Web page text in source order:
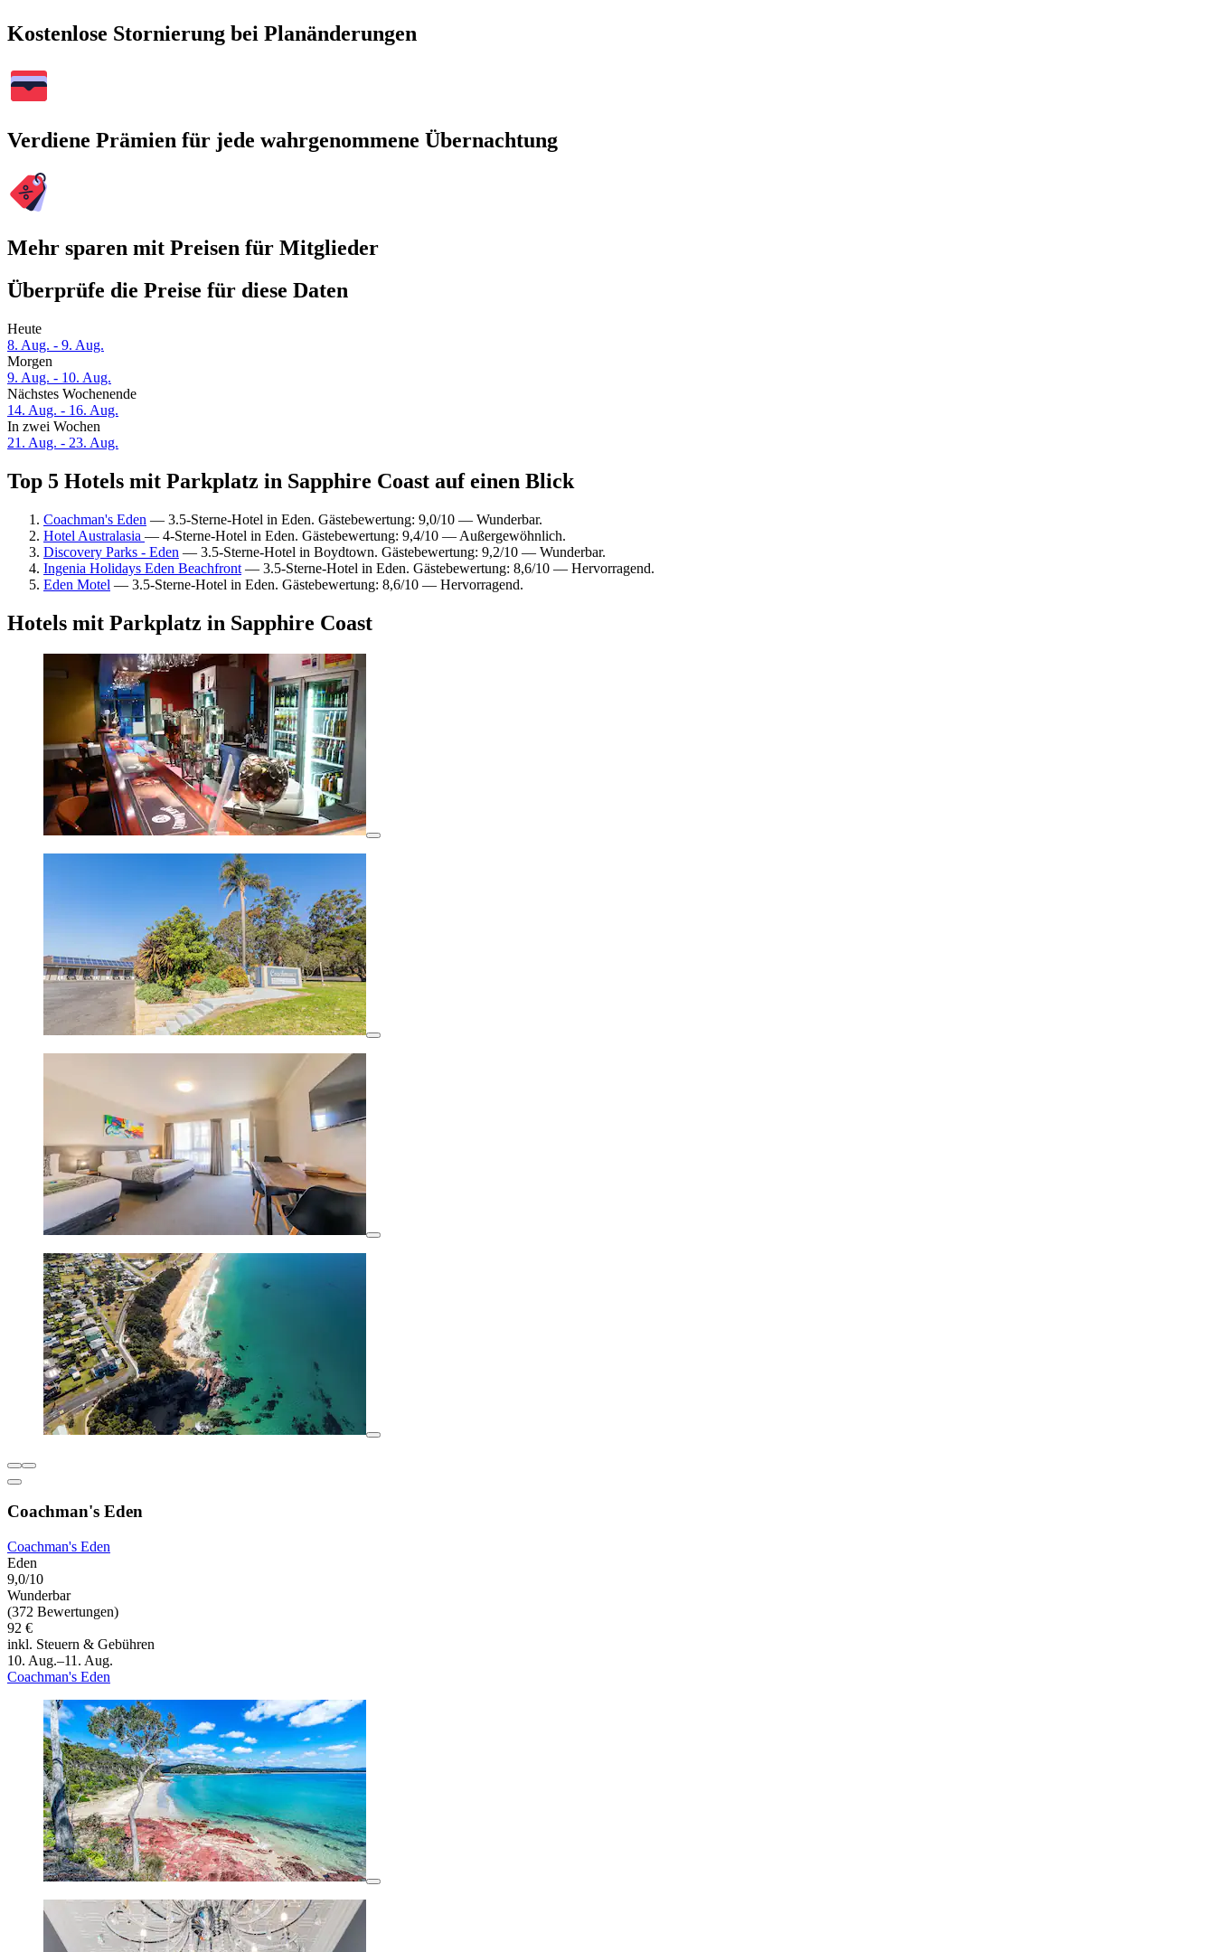
Kostenlose Stornierung bei Planänderungen
Verdiene Prämien für jede wahrgenommene Übernachtung
Mehr sparen mit Preisen für Mitglieder
Überprüfe die Preise für diese Daten
Heute
8. Aug. - 9. Aug.
Morgen
9. Aug. - 10. Aug.
Nächstes Wochenende
14. Aug. - 16. Aug.
In zwei Wochen
21. Aug. - 23. Aug.
Top 5 Hotels mit Parkplatz in Sapphire Coast auf einen Blick
Coachman's Eden — 3.5-Sterne-Hotel in Eden. Gästebewertung: 9,0/10 — Wunderbar.
Hotel Australasia — 4-Sterne-Hotel in Eden. Gästebewertung: 9,4/10 — Außergewöhnlich.
Discovery Parks - Eden — 3.5-Sterne-Hotel in Boydtown. Gästebewertung: 9,2/10 — Wunderbar.
Ingenia Holidays Eden Beachfront — 3.5-Sterne-Hotel in Eden. Gästebewertung: 8,6/10 — Hervorragend.
Eden Motel — 3.5-Sterne-Hotel in Eden. Gästebewertung: 8,6/10 — Hervorragend.
Hotels mit Parkplatz in Sapphire Coast
Coachman's Eden
Coachman's Eden
Eden
9,0/10
Wunderbar
(372 Bewertungen)
92 €
inkl. Steuern & Gebühren
10. Aug.–11. Aug.
Coachman's Eden